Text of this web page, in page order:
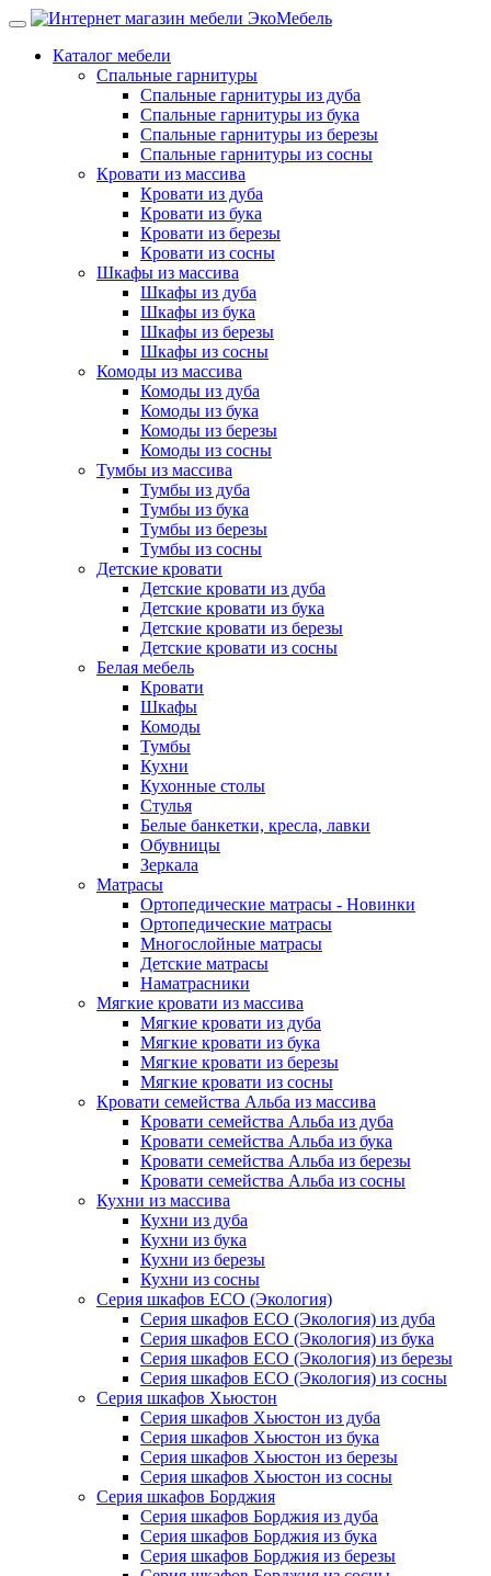
Каталог мебели
Спальные гарнитуры
Спальные гарнитуры из дуба
Спальные гарнитуры из бука
Спальные гарнитуры из березы
Спальные гарнитуры из сосны
Кровати из массива
Кровати из дуба
Кровати из бука
Кровати из березы
Кровати из сосны
Шкафы из массива
Шкафы из дуба
Шкафы из бука
Шкафы из березы
Шкафы из сосны
Комоды из массива
Комоды из дуба
Комоды из бука
Комоды из березы
Комоды из сосны
Тумбы из массива
Тумбы из дуба
Тумбы из бука
Тумбы из березы
Тумбы из сосны
Детские кровати
Детские кровати из дуба
Детские кровати из бука
Детские кровати из березы
Детские кровати из сосны
Белая мебель
Кровати
Шкафы
Комоды
Тумбы
Кухни
Кухонные столы
Стулья
Белые банкетки, кресла, лавки
Обувницы
Зеркала
Матрасы
Ортопедические матрасы - Новинки
Ортопедические матрасы
Многослойные матрасы
Детские матрасы
Наматрасники
Мягкие кровати из массива
Мягкие кровати из дуба
Мягкие кровати из бука
Мягкие кровати из березы
Мягкие кровати из сосны
Кровати семейства Альба из массива
Кровати семейства Альба из дуба
Кровати семейства Альба из бука
Кровати семейства Альба из березы
Кровати семейства Альба из сосны
Кухни из массива
Кухни из дуба
Кухни из бука
Кухни из березы
Кухни из сосны
Серия шкафов ECO (Экология)
Серия шкафов ECO (Экология) из дуба
Серия шкафов ECO (Экология) из бука
Серия шкафов ECO (Экология) из березы
Серия шкафов ECO (Экология) из сосны
Серия шкафов Хьюстон
Серия шкафов Хьюстон из дуба
Серия шкафов Хьюстон из бука
Серия шкафов Хьюстон из березы
Серия шкафов Хьюстон из сосны
Серия шкафов Борджия
Серия шкафов Борджия из дуба
Серия шкафов Борджия из бука
Серия шкафов Борджия из березы